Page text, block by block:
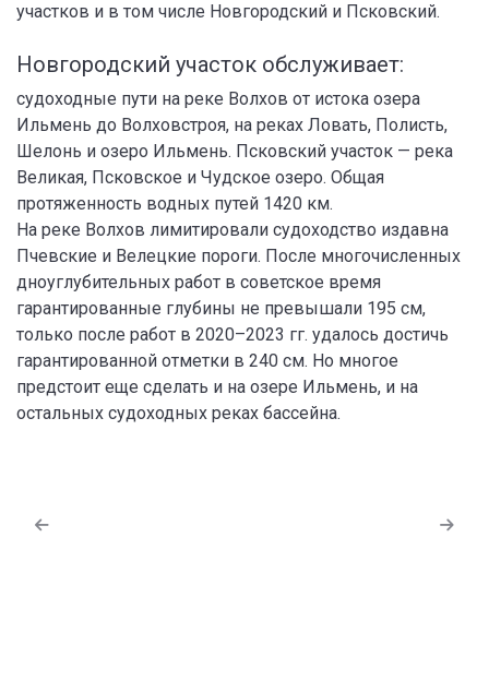
участков и в том числе Новгородский и Псковский.
Новгородский участок обслуживает:
судоходные пути на реке Волхов от истока озера
Ильмень до Волховстроя, на реках Ловать, Полисть,
Шелонь и озеро Ильмень. Псковский участок — река
Великая, Псковское и Чудское озеро. Общая
протяженность водных путей 1420 км.
На реке Волхов лимитировали судоходство издавна
Пчевские и Велецкие пороги. После многочисленных
дноуглубительных работ в советское время
гарантированные глубины не превышали 195 см,
только после работ в 2020–2023 гг. удалось достичь
гарантированной отметки в 240 см. Но многое
предстоит еще сделать и на озере Ильмень, и на
остальных судоходных реках бассейна.